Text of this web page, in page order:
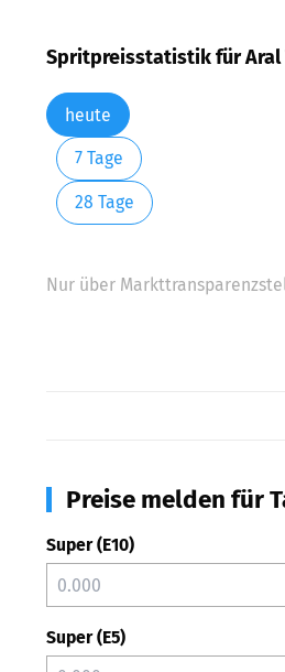
Spritpreisstatistik für Aral
heute
7 Tage
28 Tage
Nur über
Preise melden für
Super (E10)
Super (E5)